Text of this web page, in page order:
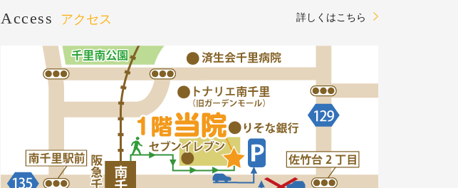
Access アクセス 詳しくはこちら